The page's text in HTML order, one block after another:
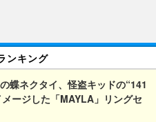
ンキング
蝶ネクタイ、怪盗キッドの“141
ージした「MAYLA」リングセ